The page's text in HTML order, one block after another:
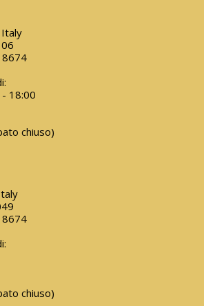
18:00
chiuso)
chiuso)